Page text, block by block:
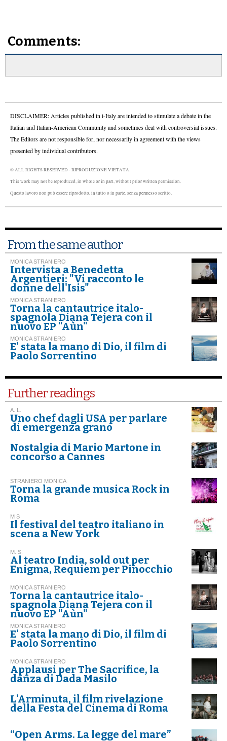
Comments:
DISCLAIMER: Articles published in i-Italy are intended to stimulate a debate in the
Italian and Italian-American Community and sometimes deal with controversial issues.
The Editors are not responsible for, nor necessarily in agreement with the views
presented by individual contributors.
© ALL RIGHTS RESERVED - RIPRODUZIONE VIETATA.
This work may not be reproduced, in whole or in part, without prior written permission.
Questo lavoro non può essere riprodotto, in tutto o in parte, senza permesso scritto.
From the same author
MONICA STRANIERO
Intervista a Benedetta
Argentieri: "Vi racconto le
donne dell'Isis"
MONICA STRANIERO
Torna la cantautrice italo-
spagnola Diana Tejera con il
nuovo EP "Aùn"
MONICA STRANIERO
E' stata la mano di Dio, il film di
Paolo Sorrentino
Further readings
A. L.
Uno chef dagli USA per parlare
di emergenza grano
Nostalgia di Mario Martone in
concorso a Cannes
STRANIERO MONICA
Torna la grande musica Rock in
Roma
M S
Il festival del teatro italiano in
scena a New York
M. S.
Al teatro India, sold out per
Enigma, Requiem per Pinocchio
MONICA STRANIERO
Torna la cantautrice italo-
spagnola Diana Tejera con il
nuovo EP "Aùn"
MONICA STRANIERO
E' stata la mano di Dio, il film di
Paolo Sorrentino
MONICA STRANIERO
Applausi per The Sacrifice, la
danza di Dada Masilo
L'Arminuta, il film rivelazione
della Festa del Cinema di Roma
“Open Arms. La legge del mare”